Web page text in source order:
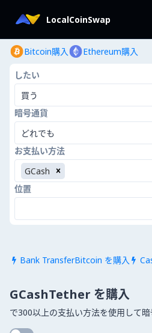
LocalCoinSwap
Bitcoin購入 Ethereum購入
したい
買う
暗号通貨
どれでも
お支払い方法
GCash
位置
 Bank TransferBitcoin を購入 
GCashTether を購入
で300以上の支払い方法を使用して